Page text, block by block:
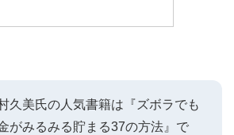
久美氏の人気書籍は『ズボラでも
がみるみる貯まる37の方法』で